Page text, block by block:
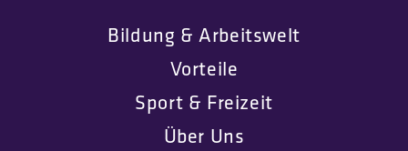
Bildung & Arbeitswelt
Vorteile
Sport & Freizeit
Über Uns